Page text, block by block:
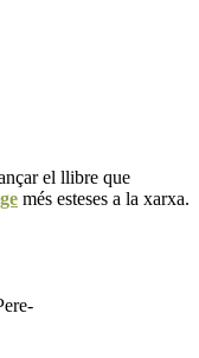
el llibre que
més esteses a la xarxa.